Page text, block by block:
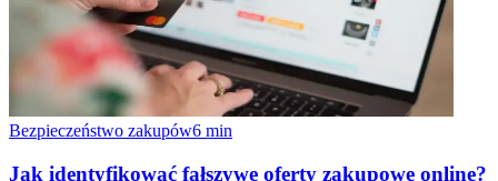
Bezpieczeństwo zakupów6 min
Jak identyfikować fałszywe oferty zakupowe online?